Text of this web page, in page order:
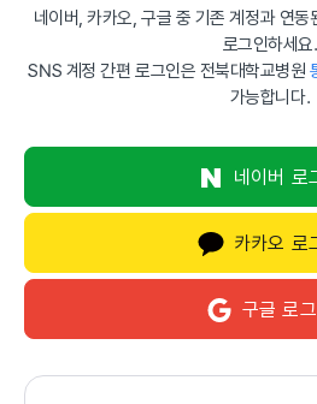
네이버, 카카오, 구글 중 기존 계정과 연동
로그인하세요.
SNS 계정 간편 로그인은 전북대학교병원
가능합니다.
네이버 로
카카오 로
구글 로